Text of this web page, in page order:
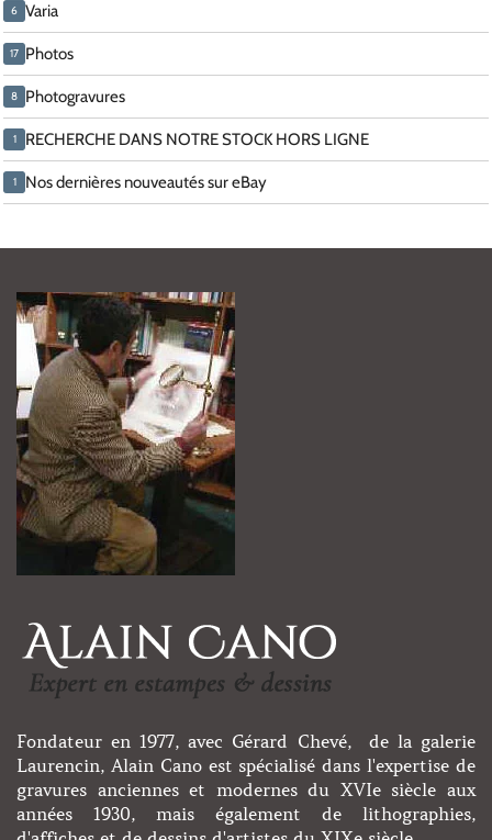
6 Varia
17 Photos
8 Photogravures
1 RECHERCHE DANS NOTRE STOCK HORS LIGNE
1 Nos dernières nouveautés sur eBay
Fondateur en 1977, avec Gérard Chevé, de la galerie
Laurencin, Alain Cano est spécialisé dans l'expertise de
gravures anciennes et modernes du XVIe siècle aux
années 1930, mais également de lithographies,